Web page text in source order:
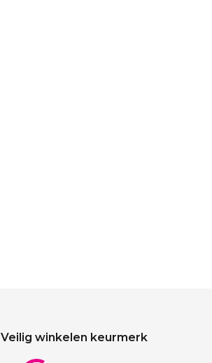
Veilig winkelen keurmerk